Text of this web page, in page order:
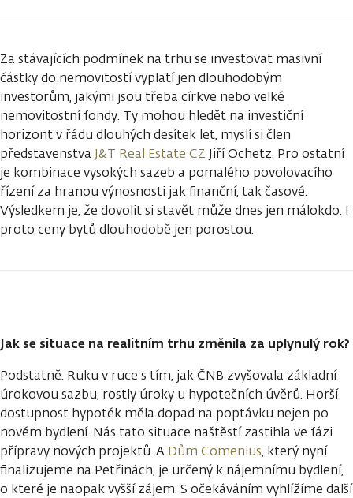
Za stávajících podmínek na trhu se investovat masivní
částky do nemovitostí vyplatí jen dlouhodobým
investorům, jakými jsou třeba církve nebo velké
nemovitostní fondy. Ty mohou hledět na investiční
horizont v řádu dlouhých desítek let, myslí si člen
představenstva J&T Real Estate CZ Jiří Ochetz. Pro ostatní
je kombinace vysokých sazeb a pomalého povolovacího
řízení za hranou výnosnosti jak finanční, tak časové.
Výsledkem je, že dovolit si stavět může dnes jen málokdo. I
proto ceny bytů dlouhodobě jen porostou.
Jak se situace na realitním trhu změnila za uplynulý rok?
Podstatně. Ruku v ruce s tím, jak ČNB zvyšovala základní
úrokovou sazbu, rostly úroky u hypotečních úvěrů. Horší
dostupnost hypoték měla dopad na poptávku nejen po
novém bydlení. Nás tato situace naštěstí zastihla ve fázi
přípravy nových projektů. A Dům Comenius, který nyní
finalizujeme na Petřinách, je určený k nájemnímu bydlení,
o které je naopak vyšší zájem. S očekáváním vyhlížíme další